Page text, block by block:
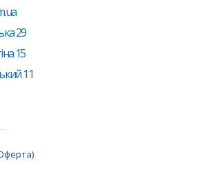
29
15
11